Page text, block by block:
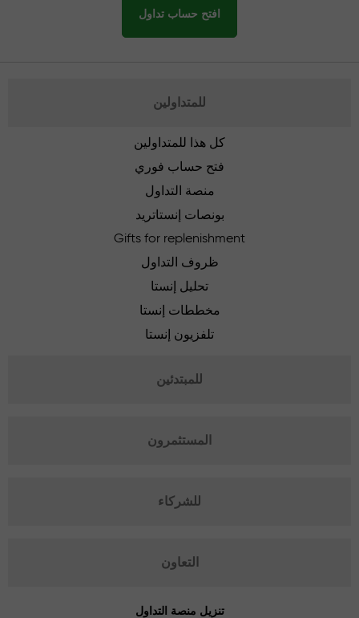
افتح حساب تداول
للمتداولين
كل هذا للمتداولين
فتح حساب فوري
منصة التداول
بونصات إنستاتريد
Gifts for replenishment
ظروف التداول
تحليل إنستا
مخططات إنستا
تلفزيون إنستا
للمبتدئين
المستثمرون
للشركاء
التعاون
تنزيل منصة التداول